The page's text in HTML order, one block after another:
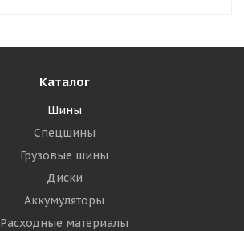
Каталог
Шины
Спецшины
Грузовые шины
Диски
Аккумуляторы
Расходные материалы